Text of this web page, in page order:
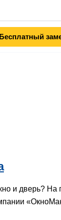
Бесплатный
и дверь? На